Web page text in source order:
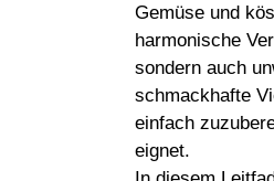
Gemüse und
harmonische
sondern auch
schmackhafte
einfach
eignet.